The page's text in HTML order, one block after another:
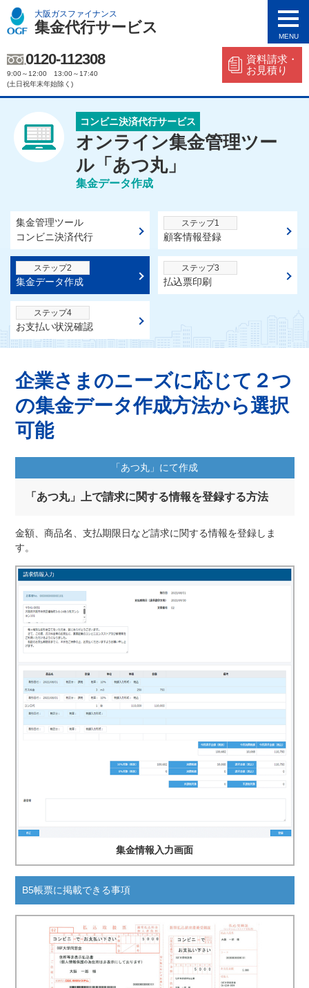
集金代行サービス
0120-112308
9:00～12:00 13:00～17:40
(土日祝年末年始除く)
資料請求・
お見積り
MENU
コンビニ決済代行サービス
オンライン集金管理ツー
ル「あつ丸」
集金データ作成
集金管理ツール
コンビニ決済代行
ステップ1
顧客情報登録
ステップ2
集金データ作成
ステップ3
払込票印刷
ステップ4
お支払い状況確認
企業さまのニーズに応じて ２つ
の集金データ作成方法から選択
可能
「あつ丸」にて作成
「あつ丸」上で請求に関する情報を登録する方法
金額、商品名、支払期限日など請求に関する情報を登録しま
す。
集金情報入力画面
B5帳票に掲載できる事項